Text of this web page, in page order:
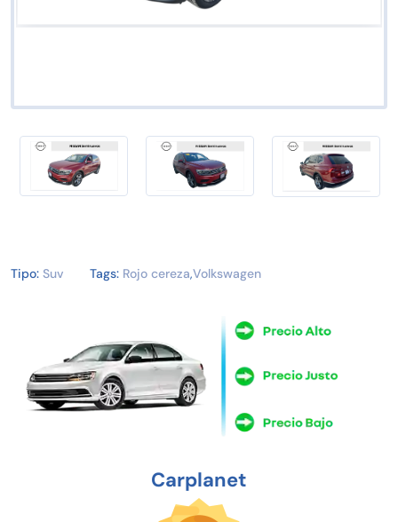
Tipo: Suv Tags: Rojo cereza,Volkswagen
Carplanet